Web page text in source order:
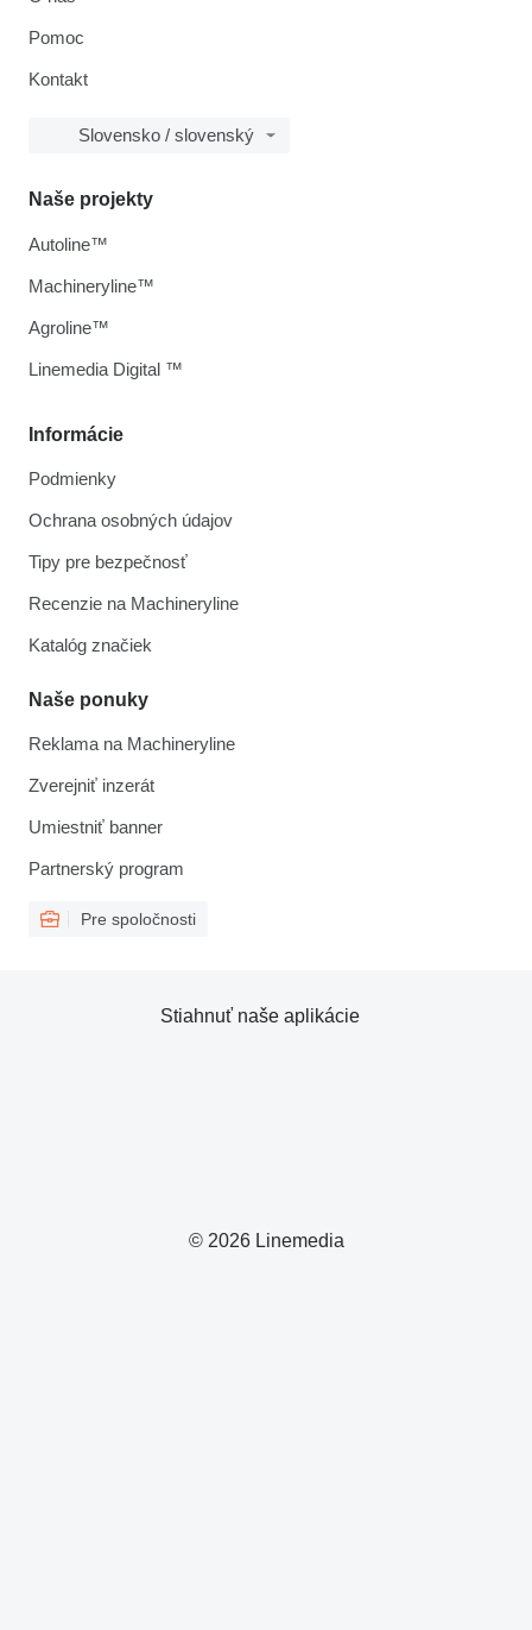
Pomoc
Kontakt
Slovensko / slovenský
Informácie
Podmienky
Ochrana osobných údajov
Tipy pre bezpečnosť
Recenzie na Machineryline
Katalóg značiek
Naše ponuky
Reklama na Machineryline
Zverejniť inzerát
Umiestniť banner
Partnerský program
Pre spoločnosti
Naše projekty
Autoline™
Machineryline™
Agroline™
Linemedia Digital ™
© 2026 Linemedia
Stiahnuť naše aplikácie